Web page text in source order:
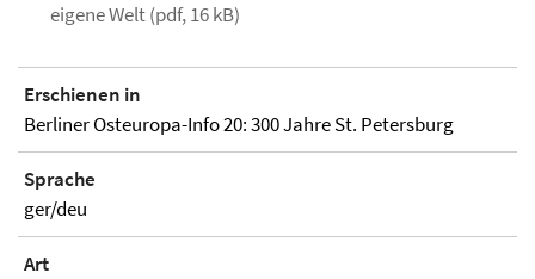
eigene Welt (pdf, 16 kB)
Erschienen in
Berliner Osteuropa-Info 20: 300 Jahre St. Petersburg
Sprache
ger/deu
Art